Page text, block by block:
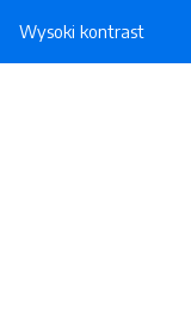
Wysoki kontrast